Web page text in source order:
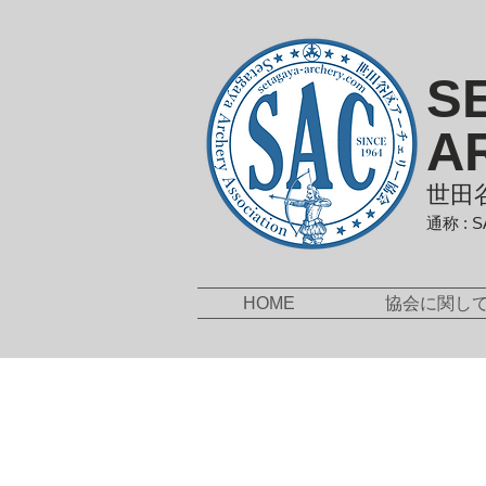
世田
通称 :
HOME 協会に関して